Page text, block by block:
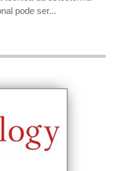
pode ser...